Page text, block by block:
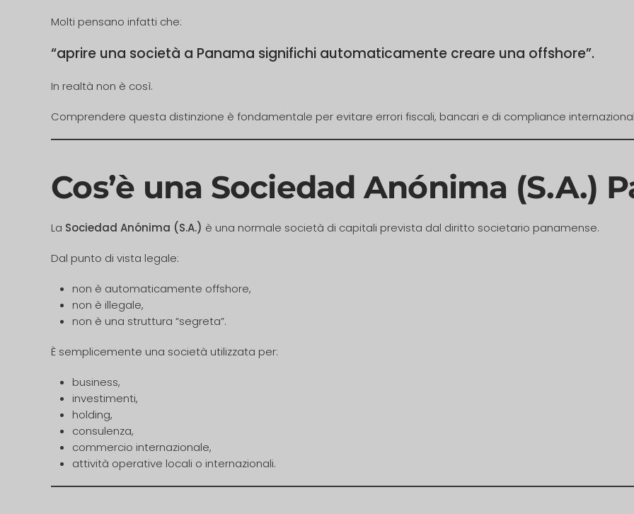
Molti pensano infatti che:
“aprire una società a Panama significhi automaticamente creare una offshore”.
In realtà non è così.
Comprendere questa distinzione è fondamentale per evitare errori fiscali, bancari e di compliance
Cos’è una Sociedad Anónima (S.A.)
La Sociedad Anónima (S.A.) è una normale società di capitali prevista dal diritto societario panamense.
Dal punto di vista legale:
non è automaticamente offshore,
non è illegale,
non è una struttura “segreta”.
È semplicemente una società utilizzata per:
business,
investimenti,
holding,
consulenza,
commercio internazionale,
attività operative locali o internazionali.